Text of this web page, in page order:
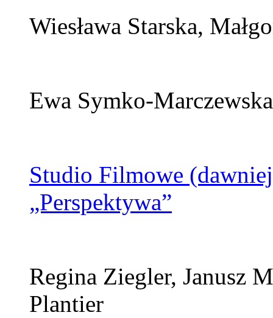
Wiesława Starska,
Ewa Symko-
Studio Filmowe
„Perspektywa”
Regina Ziegler, Janusz
Plantier